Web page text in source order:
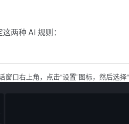
两种 AI 规则：
口右上角，点击“设置”图标，然后选择“